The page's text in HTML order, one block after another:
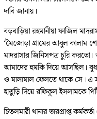
দাবি জানায়।
বড়বাড়িয়া রহমানীয়া ফাজিল
‘মৈজোড়া গ্রামের আবুল কালাম
মাদরাসার জিনিসপত্র চুরি
আমাদের হুমকি দিয়ে আসছিল।
ও মালামাল ফেলতে থাকে সে। এ
হাতুড়ি দিয়ে রফিকুল ইসলামকে
চিতলমারী থানার ভারপ্রাপ্ত